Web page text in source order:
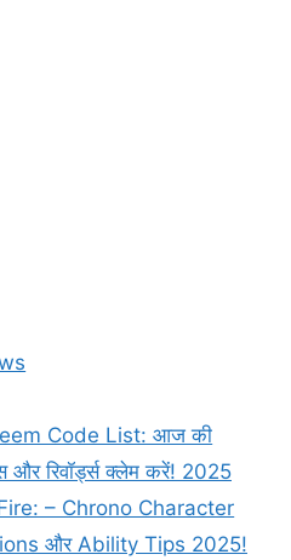
Code List: आज की
रिवॉर्ड्स क्लेम करें! 2025
– Chrono Character
और Ability Tips 2025!